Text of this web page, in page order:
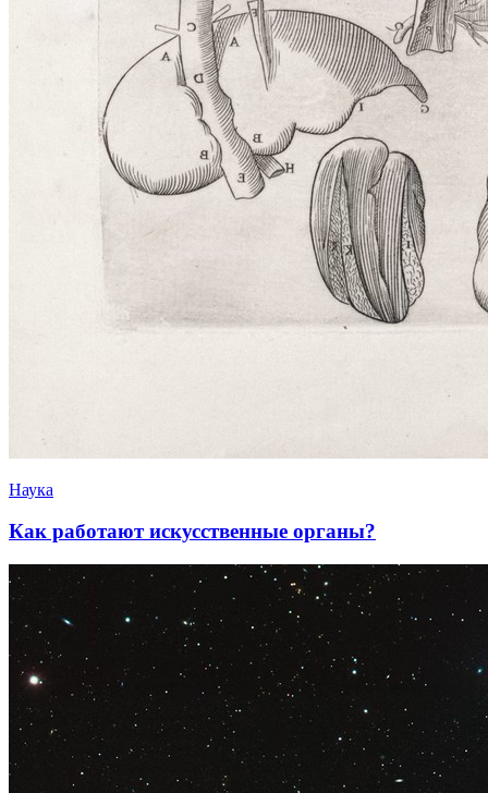
Наука
Как работают искусственные органы?